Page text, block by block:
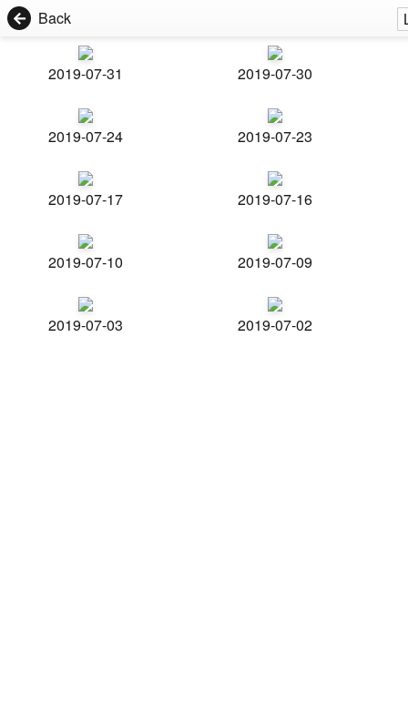
Back
2019-07-31 2019-07-30
2019-07-24 2019-07-23
2019-07-17 2019-07-16
2019-07-10 2019-07-09
2019-07-03 2019-07-02